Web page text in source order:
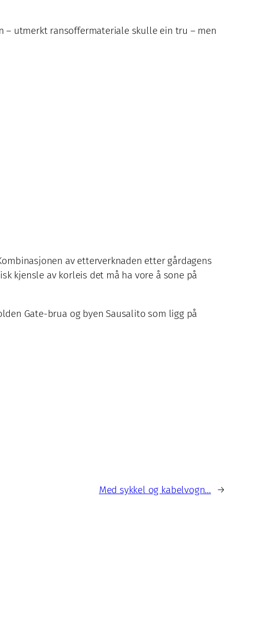
– utmerkt ransoffermateriale skulle ein tru – men
av etterverknaden etter gårdagens
kjensle av korleis det må ha vore å sone på
Gate-brua og byen Sausalito som ligg på
Med sykkel og kabelvogn… →